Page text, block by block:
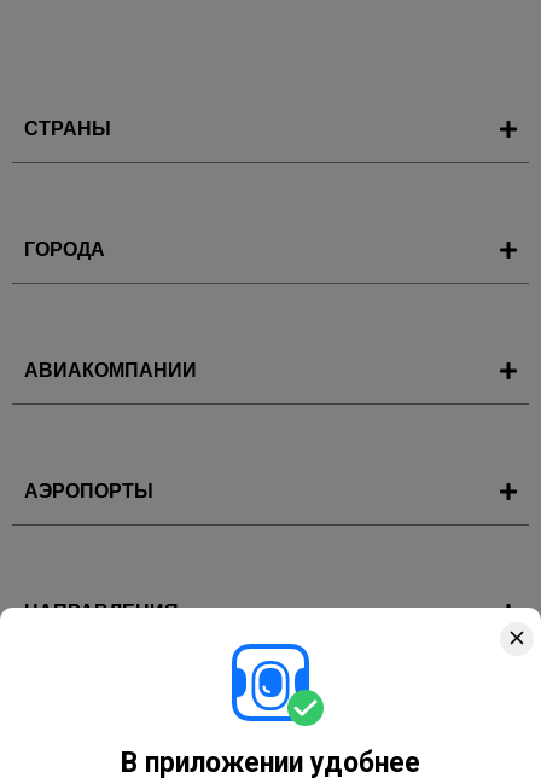
В приложении удобнее
СТРАНЫ
ГОРОДА
АВИАКОМПАНИИ
АЭРОПОРТЫ
НАПРАВЛЕНИЯ